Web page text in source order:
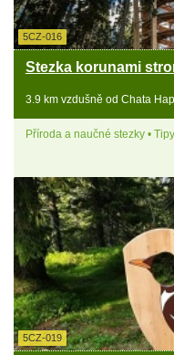
5CZ-016
Stezka korunami
3.9 km vzdušně od Chata
Příroda a naučné stezky •
5CZ-019